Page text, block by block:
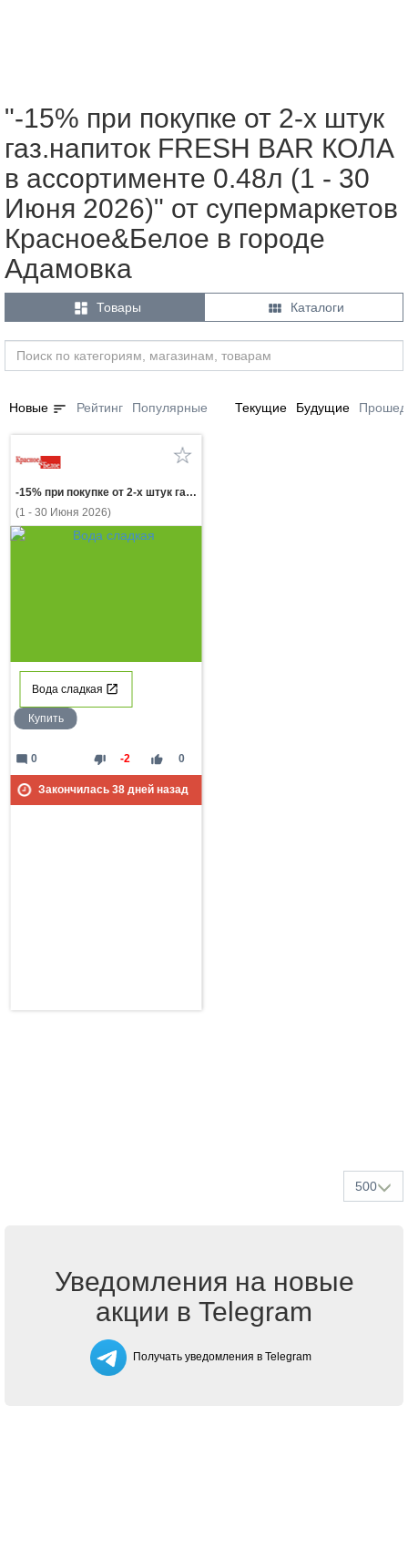
"-15% при покупке от 2-х штук
газ.напиток FRESH BAR КОЛА
в ассортименте 0.48л (1 - 30
Июня 2026)" от супермаркетов
Красное&Белое в городе
Адамовка
 Товары  Каталоги
Новые sort Рейтинг Популярные Текущие Будущие
-15% при покупке от 2-х штук газ.напиток FRESH BAR КОЛА в ассортименте 0.48л
(1 - 30 Июня 2026)
Вода сладкая
Купить
thumb_down -2 thumb_up 0
mode_comment 0
Закончилась 38дней назад
500
Уведомления на новые
акции в Telegram
Получать уведомления в Telegram